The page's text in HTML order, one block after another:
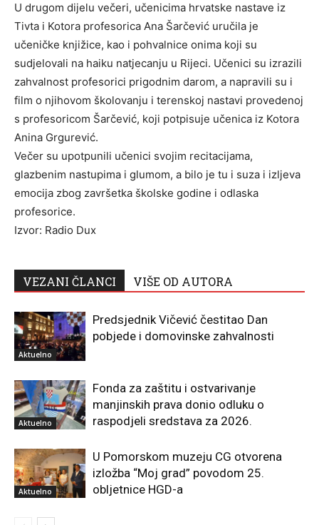
U drugom dijelu večeri, učenicima hrvatske nastave iz
Tivta i Kotora profesorica Ana Šarčević uručila je
učeničke knjižice, kao i pohvalnice onima koji su
sudjelovali na haiku natjecanju u Rijeci. Učenici su izrazili
zahvalnost profesorici prigodnim darom, a napravili su i
film o njihovom školovanju i terenskoj nastavi provedenoj
s profesoricom Šarčević, koji potpisuje učenica iz Kotora
Anina Grgurević.
Večer su upotpunili učenici svojim recitacijama,
glazbenim nastupima i glumom, a bilo je tu i suza i izljeva
emocija zbog završetka školske godine i odlaska
profesorice.
Izvor: Radio Dux
VEZANI ČLANCI VIŠE OD AUTORA
Aktuelno
Predsjednik Vičević čestitao Dan
pobjede i domovinske zahvalnosti
Aktuelno
Fonda za zaštitu i ostvarivanje
manjinskih prava donio odluku o
raspodjeli sredstava za 2026.
Aktuelno
U Pomorskom muzeju CG otvorena
izložba “Moj grad” povodom 25.
obljetnice HGD-a